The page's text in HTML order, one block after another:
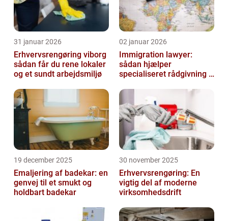
31 januar 2026
Erhvervsrengøring viborg
sådan får du rene lokaler
og et sundt arbejdsmiljø
02 januar 2026
Immigration lawyer:
sådan hjælper
specialiseret rådgivning i
19 december 2025
Emaljering af badekar: en
genvej til et smukt og
holdbart badekar
30 november 2025
Erhvervsrengøring: En
vigtig del af moderne
virksomhedsdrift